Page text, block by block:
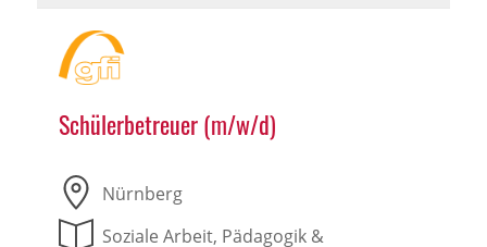
Schülerbetreuer (m/w/d)
Nürnberg
Soziale Arbeit, Pädagogik &